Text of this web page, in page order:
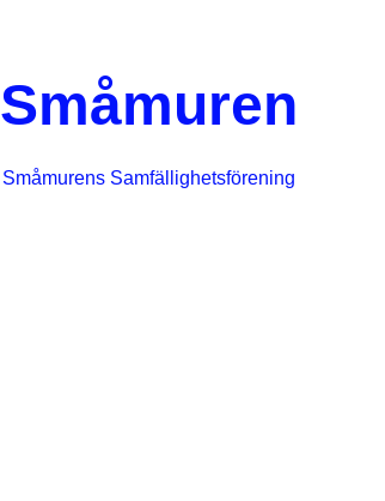
Småmuren
Småmurens Samfällighetsförening